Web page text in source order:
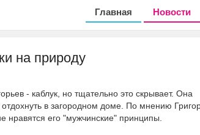
Главная Новости
на природу
- каблук, но тщательно это скрывает. Она
в загородном доме. По мнению
его "мужчинские" принципы.